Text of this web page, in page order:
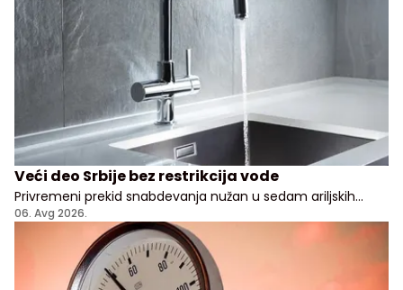
Veći deo Srbije bez restrikcija vode
Privremeni prekid snabdevanja nužan u sedam ariljskih
naselja
06. Avg 2026.